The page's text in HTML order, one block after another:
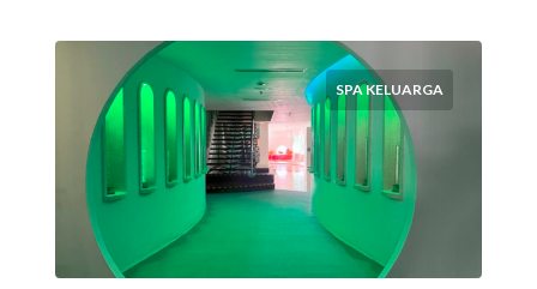
SPA KELUARGA